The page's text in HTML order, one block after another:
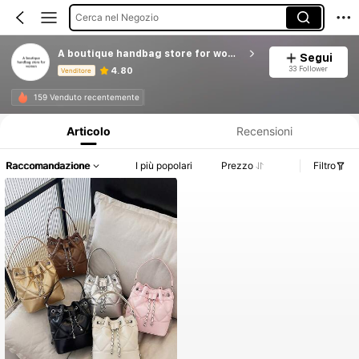
Cerca nel Negozio
A boutique handbag store for women
Venditore 4.80
Segui
33 Follower
159 Venduto recentemente
Articolo Recensioni
Raccomandazione I più popolari Prezzo Filtro